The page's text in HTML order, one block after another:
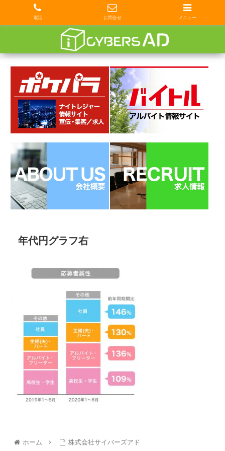
年代円グラフ右
ホーム 株式会社サイバーズアド
電話 お問合せ メニュー